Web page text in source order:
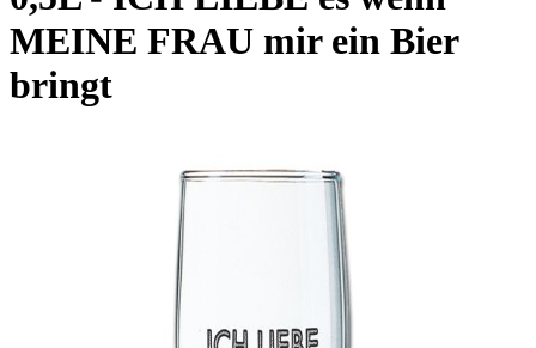
MEINE FRAU mir ein Bier
bringt